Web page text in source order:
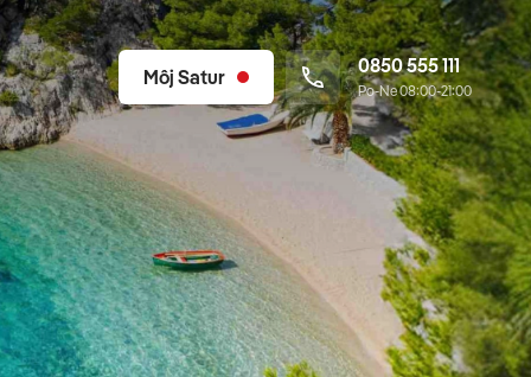
Môj Satur 0850 555 111
Po-Ne 08:00-21:00